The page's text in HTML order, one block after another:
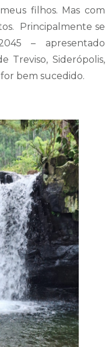
filhos. Mas com
Principalmente se
– apresentado
Treviso, Siderópolis,
bem sucedido.